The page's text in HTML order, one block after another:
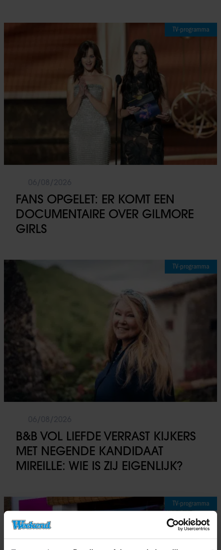
TV-programma
FANS OPGELET: ER KOMT EEN
DOCUMENTAIRE OVER GILMORE
GIRLS
TV-programma
B&B VOL LIEFDE VERRAST KIJKERS
MET NEGENDE KANDIDAAT
MIREILLE: WIE IS ZIJ EIGENLIJK?
TV-programma